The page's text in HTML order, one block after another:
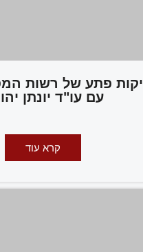
פתע של רשות
עם עו"ד יונתן
קרא עוד